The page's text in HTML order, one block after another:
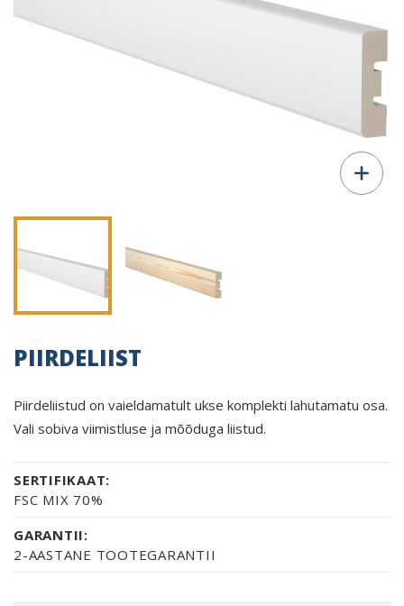
PIIRDELIIST
Piirdeliistud on vaieldamatult ukse komplekti lahutamatu osa.
Vali sobiva viimistluse ja mõõduga liistud.
SERTIFIKAAT:
FSC MIX 70%
GARANTII:
2-AASTANE TOOTEGARANTII